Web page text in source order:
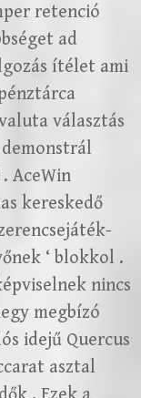
retenció
ad
ítélet ami
választás
AceWin
kereskedő
‘ blokkol .
nincs
megbízó
idejű Quercus
asztal